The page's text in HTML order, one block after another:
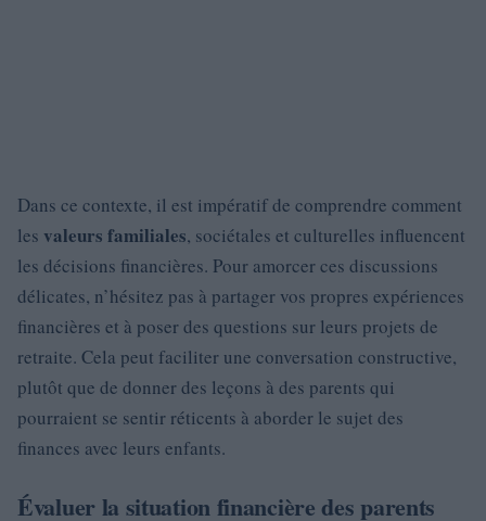
Dans ce contexte, il est impératif de comprendre comment
les valeurs familiales, sociétales et culturelles influencent
les décisions financières. Pour amorcer ces discussions
délicates, n’hésitez pas à partager vos propres expériences
financières et à poser des questions sur leurs projets de
retraite. Cela peut faciliter une conversation constructive,
plutôt que de donner des leçons à des parents qui
pourraient se sentir réticents à aborder le sujet des
finances avec leurs enfants.
Évaluer la situation financière des parents